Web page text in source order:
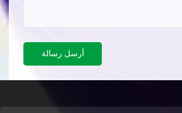
أرسل رسالة